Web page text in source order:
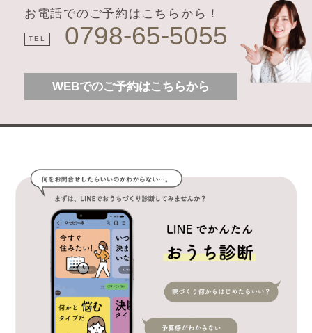
お電話でのご予約はこちらから！
TEL 0798-65-5055
WEBでのご予約はこちらから